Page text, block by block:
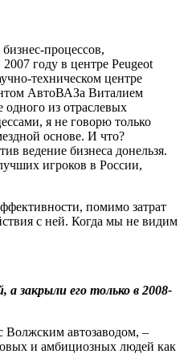
процессов,
году в центре Peugeot
техническом центре
АвтоВАЗа Виталием
одного из отраслевых
я не говорю только
основе. И что?
ведение бизнеса донельзя.
игроков в России,
помимо затрат
с ней. Когда мы не видим
закрыли его только в 2008-
Волжским автозаводом, –
и амбициозных людей как